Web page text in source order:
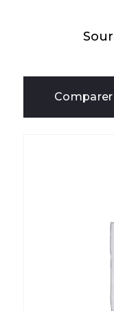
Comparer